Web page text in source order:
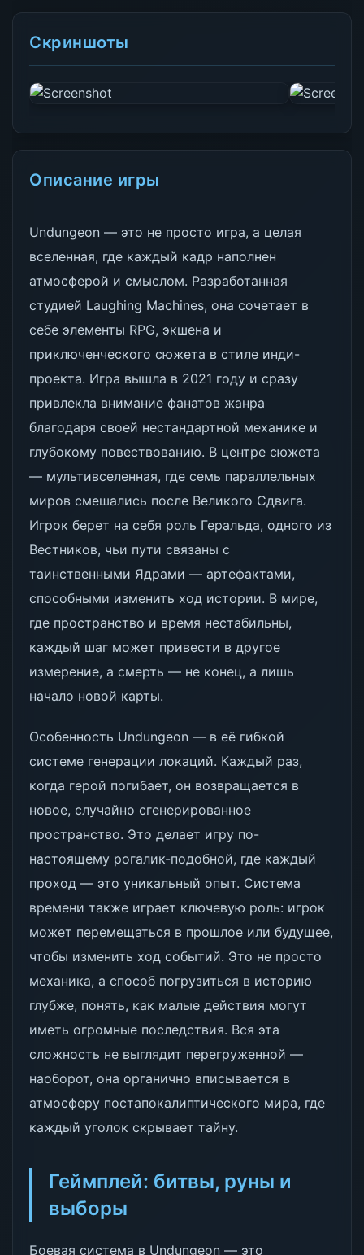
Скриншоты
Описание игры
Undungeon — это не просто игра, а целая
вселенная, где каждый кадр наполнен
атмосферой и смыслом. Разработанная
студией Laughing Machines, она сочетает в
себе элементы RPG, экшена и
приключенческого сюжета в стиле инди-
проекта. Игра вышла в 2021 году и сразу
привлекла внимание фанатов жанра
благодаря своей нестандартной механике и
глубокому повествованию. В центре сюжета
— мультивселенная, где семь параллельных
миров смешались после Великого Сдвига.
Игрок берет на себя роль Геральда, одного из
Вестников, чьи пути связаны с
таинственными Ядрами — артефактами,
способными изменить ход истории. В мире,
где пространство и время нестабильны,
каждый шаг может привести в другое
измерение, а смерть — не конец, а лишь
начало новой карты.
Особенность Undungeon — в её гибкой
системе генерации локаций. Каждый раз,
когда герой погибает, он возвращается в
новое, случайно сгенерированное
пространство. Это делает игру по-
настоящему рогалик-подобной, где каждый
проход — это уникальный опыт. Система
времени также играет ключевую роль: игрок
может перемещаться в прошлое или будущее,
чтобы изменить ход событий. Это не просто
механика, а способ погрузиться в историю
глубже, понять, как малые действия могут
иметь огромные последствия. Вся эта
сложность не выглядит перегруженной —
наоборот, она органично вписывается в
атмосферу постапокалиптического мира, где
каждый уголок скрывает тайну.
Геймплей: битвы, руны и
выборы
Боевая система в Undungeon — это